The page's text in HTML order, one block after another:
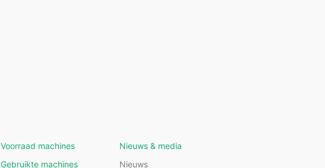
Voorraad machines
Gebruikte machines
Nieuws & media
Nieuws